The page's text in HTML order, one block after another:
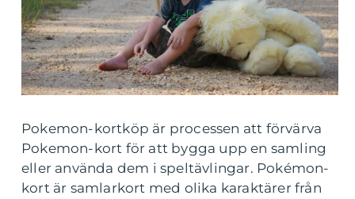
Pokemon-kortköp är processen att förvärva
Pokemon-kort för att bygga upp en samling
eller använda dem i speltävlingar. Pokémon-
kort är samlarkort med olika karaktärer från